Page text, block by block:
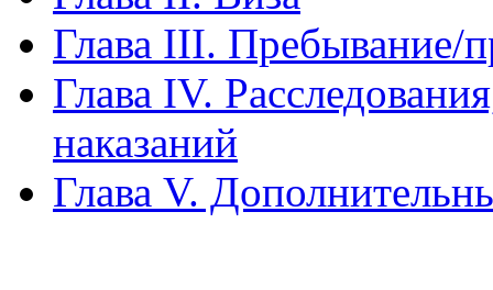
Глава III. Пребывание/
Глава IV.
наказаний
Глава V.